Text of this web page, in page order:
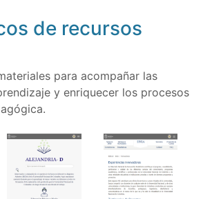
de recursos
para acompañar las
y enriquecer los procesos